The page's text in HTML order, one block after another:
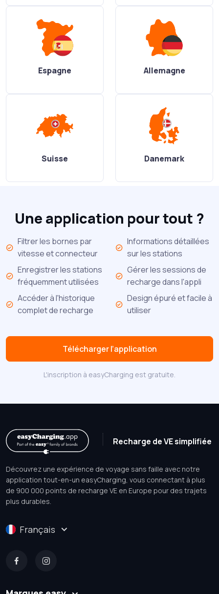
Espagne Allemagne
Suisse Danemark
Une application pour tout ?
Filtrer les bornes par
vitesse et connecteur
Informations détaillées
sur les stations
Enregistrer les stations
fréquemment utilisées
Gérer les sessions de
recharge dans l'appli
Accéder à l'historique
complet de recharge
Design épuré et facile à
utiliser
Télécharger l’application
L'inscription à easyCharging est gratuite.
Recharge de VE simplifiée
Découvrez une expérience de voyage sans faille avec notre
application tout-en-un easyCharging, vous connectant à plus
de 900 000 points de recharge VE en Europe pour des trajets
plus durables.
Français